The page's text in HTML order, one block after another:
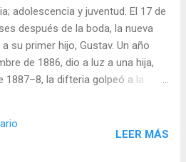
adolescencia y juventud. El 17 de
después de la boda, la nueva
su primer hijo, Gustav. Un año
de 1886, dio a luz a una hija,
1887–8, la difteria golpeó a la
LEER MÁS